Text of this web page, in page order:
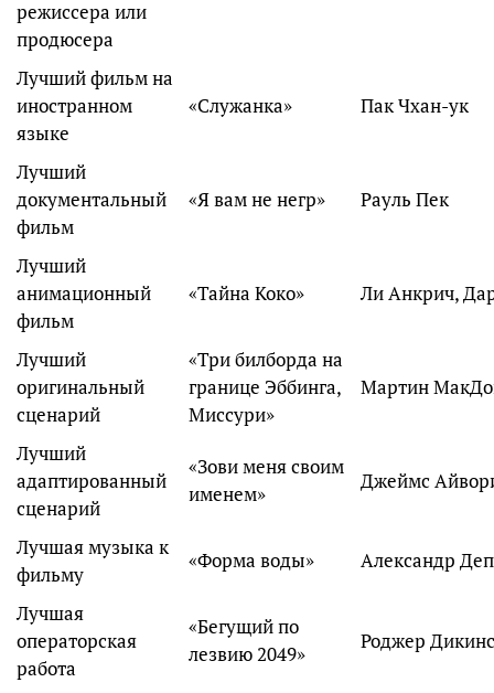
режиссера или
продюсера
Лучший фильм на
иностранном
языке
«Служанка» Пак Чхан-ук
Лучший
документальный
фильм
«Я вам не негр» Рауль Пек
Лучший
анимационный
фильм
«Тайна Коко» Ли Анкрич,
Лучший
оригинальный
сценарий
«Три билборда на
границе Эббинга,
Миссури»
Мартин
Лучший
адаптированный
сценарий
«Зови меня своим
именем»
Джеймс
Лучшая музыка к
фильму
«Форма воды» Александр
Лучшая
операторская
работа
«Бегущий по
лезвию 2049»
Роджер Дикинс